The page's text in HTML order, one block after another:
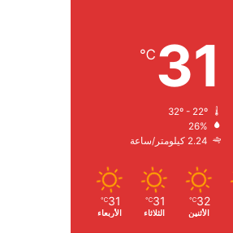
31
℃
الرطوبة:
الرياح:
32
℃
الأثنين
31
℃
الثلاثاء
31
℃
الأربعاء